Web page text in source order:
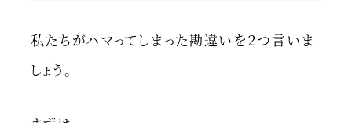
私たちがハマってしまった勘違いを２つ言いま
しょう。